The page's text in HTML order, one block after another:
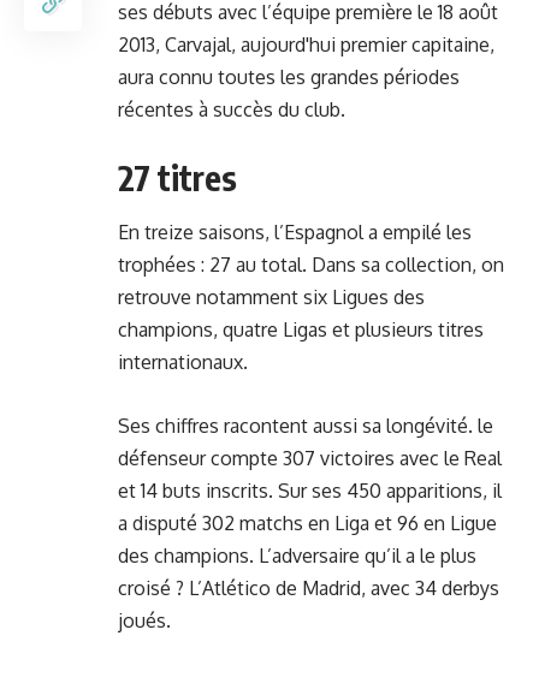
ses débuts avec l’équipe première le 18 août
2013, Carvajal, aujourd'hui premier capitaine,
aura connu toutes les grandes périodes
récentes à succès du club.
27 titres
En treize saisons, l’Espagnol a empilé les
trophées : 27 au total. Dans sa collection, on
retrouve notamment six Ligues des
champions, quatre Ligas et plusieurs titres
internationaux.
Ses chiffres racontent aussi sa longévité. le
défenseur compte 307 victoires avec le Real
et 14 buts inscrits. Sur ses 450 apparitions, il
a disputé 302 matchs en Liga et 96 en Ligue
des champions. L’adversaire qu’il a le plus
croisé ? L’Atlético de Madrid, avec 34 derbys
joués.